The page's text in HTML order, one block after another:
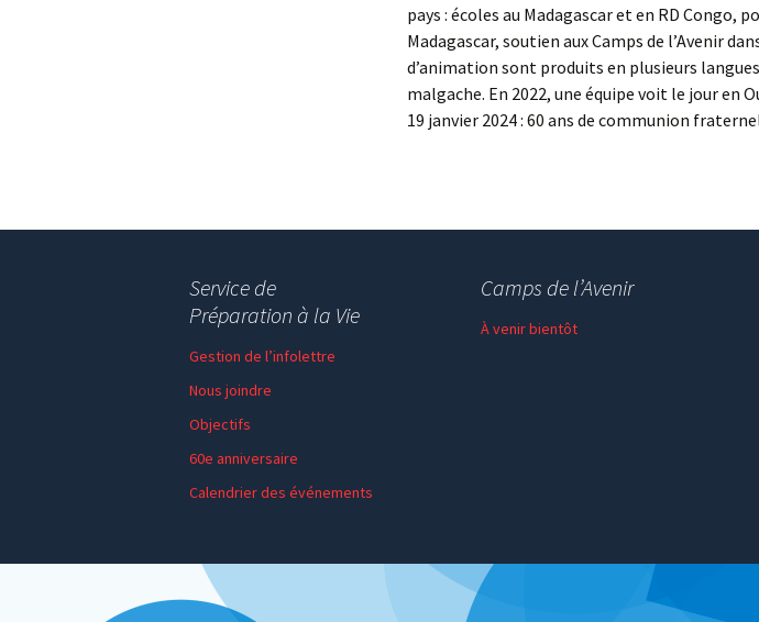
pays : écoles au Madagascar et en RD Congo,
Madagascar, soutien aux Camps de l’Avenir
d’animation sont produits en plusieurs
malgache. En 2022, une équipe voit le jour en
19 janvier 2024 : 60 ans de communion
Service de
Préparation à la Vie
Gestion de l’infolettre
Nous joindre
Objectifs
60e anniversaire
Calendrier des événements
Thème de l’année
Faire un don
Camps de l’Avenir
À venir bientôt